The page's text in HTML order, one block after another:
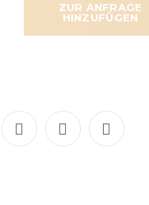
ZUR ANFRAGE
HINZUFÜGEN